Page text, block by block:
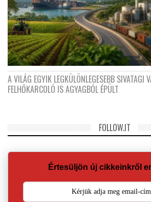
A VILÁG EGYIK LEGKÜLÖNLEGESEBB
FELHŐKARCOLÓ IS AGYAGBÓL ÉPÜLT
FOLLOW.IT
Értesüljön új cikkeinkről